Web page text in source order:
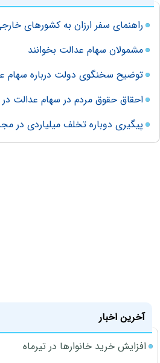
راهنمای سفر ارزان به کشورهای
مشمولان سهام عدالت بخوانند
توضیح سخنگوی دولت درباره سهام
احقاق حقوق مردم در سهام عدالت
پیگیری دوباره تخلف میلیاردی در
آخرین اخبار
افزایش خرید خانوارها در تیرماه